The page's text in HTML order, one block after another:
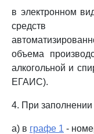
в электронном
средств
объема
алкогольной и
ЕГАИС).
4. При
а) в графе 1 -